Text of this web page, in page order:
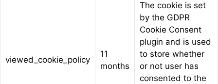
viewed_cookie_policy
11
months
The cookie is set
by the GDPR
Cookie Consent
plugin and is used
to store whether
or not user has
consented to the